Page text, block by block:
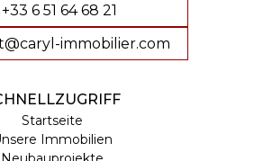
+33 6 51 64 68 21
immobilier.com
Startseite
Immobilien